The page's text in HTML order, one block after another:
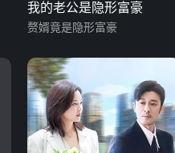
我的老公是隐形富豪
赘婿竟是隐形富豪